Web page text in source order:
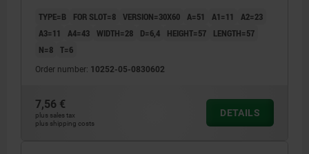
TYPE=B FOR SLOT=8 VERSION=30X60 A=51 A1=11
A2=23
A3=11
A4=43 WIDTH=28 D=6,4 HEIGHT=57
LENGTH=57
N=8 T=6
Order number: 10252-05-0830602
7,56 €
plus sales tax
plus shipping costs
DETAILS